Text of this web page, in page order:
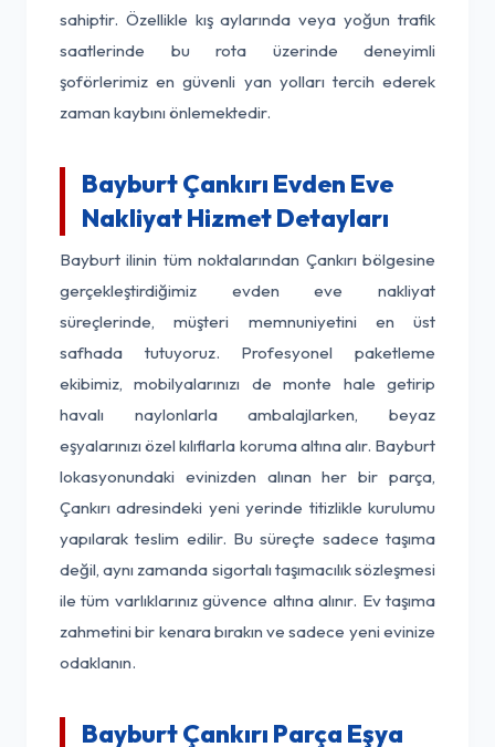
sahiptir. Özellikle kış aylarında veya yoğun trafik
saatlerinde bu rota üzerinde deneyimli
şoförlerimiz en güvenli yan yolları tercih ederek
zaman kaybını önlemektedir.
Bayburt Çankırı Evden Eve
Nakliyat Hizmet Detayları
Bayburt ilinin tüm noktalarından Çankırı bölgesine
gerçekleştirdiğimiz evden eve nakliyat
süreçlerinde, müşteri memnuniyetini en üst
safhada tutuyoruz. Profesyonel paketleme
ekibimiz, mobilyalarınızı de monte hale getirip
havalı naylonlarla ambalajlarken, beyaz
eşyalarınızı özel kılıflarla koruma altına alır. Bayburt
lokasyonundaki evinizden alınan her bir parça,
Çankırı adresindeki yeni yerinde titizlikle kurulumu
yapılarak teslim edilir. Bu süreçte sadece taşıma
değil, aynı zamanda sigortalı taşımacılık sözleşmesi
ile tüm varlıklarınız güvence altına alınır. Ev taşıma
zahmetini bir kenara bırakın ve sadece yeni evinize
odaklanın.
Bayburt Çankırı Parça Eşya